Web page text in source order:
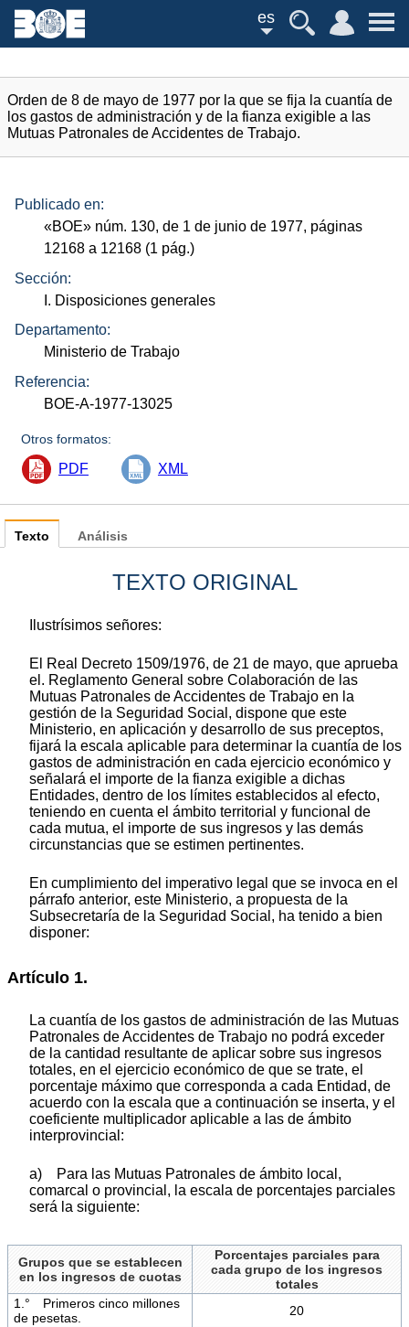
es
Orden de 8 de mayo de 1977 por la que se fija la cuantía de
los gastos de administración y de la fianza exigible a las
Mutuas Patronales de Accidentes de Trabajo.
Publicado en:
«BOE» núm. 130, de 1 de junio de 1977, páginas
12168 a 12168 (1 pág.)
Sección:
I. Disposiciones generales
Departamento:
Ministerio de Trabajo
Referencia:
BOE-A-1977-13025
Otros formatos:
PDF XML
Texto
TEXTO ORIGINAL
Ilustrísimos señores:
El Real Decreto 1509/1976, de 21 de mayo, que aprueba
el. Reglamento General sobre Colaboración de las
Mutuas Patronales de Accidentes de Trabajo en la
gestión de la Seguridad Social, dispone que este
Ministerio, en aplicación y desarrollo de sus preceptos,
fijará la escala aplicable para determinar la cuantía de los
gastos de administración en cada ejercicio económico y
señalará el importe de la fianza exigible a dichas
Entidades, dentro de los límites establecidos al efecto,
teniendo en cuenta el ámbito territorial y funcional de
cada mutua, el importe de sus ingresos y las demás
circunstancias que se estimen pertinentes.
En cumplimiento del imperativo legal que se invoca en el
párrafo anterior, este Ministerio, a propuesta de la
Subsecretaría de la Seguridad Social, ha tenido a bien
disponer:
Artículo 1.
La cuantía de los gastos de administración de las Mutuas
Patronales de Accidentes de Trabajo no podrá exceder
de la cantidad resultante de aplicar sobre sus ingresos
totales, en el ejercicio económico de que se trate, el
porcentaje máximo que corresponda a cada Entidad, de
acuerdo con la escala que a continuación se inserta, y el
coeficiente multiplicador aplicable a las de ámbito
interprovincial:
a) Para las Mutuas Patronales de ámbito local,
comarcal o provincial, la escala de porcentajes parciales
será la siguiente:
Grupos que se establecen
en los ingresos de cuotas
Porcentajes parciales para
cada grupo de los ingresos
totales
1.° Primeros cinco millones
de pesetas.
20
Análisis